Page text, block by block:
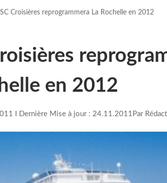
Croisières reprogrammera La Rochelle en 2012
en 2012
I Dernière Mise à jour : 24.11.2011 Par